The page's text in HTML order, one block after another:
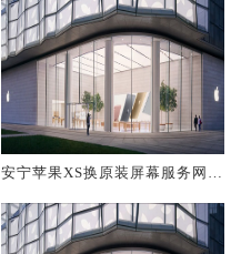
安宁苹果XS换原装屏幕服务网点